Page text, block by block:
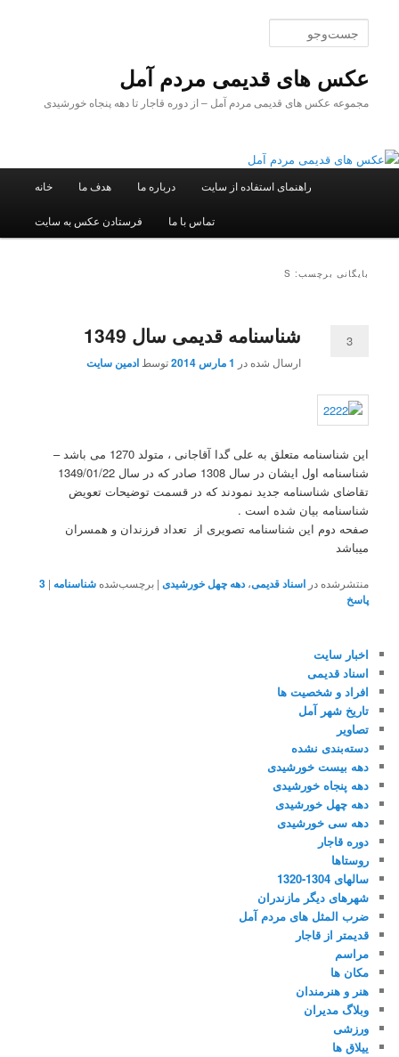
محتوای
محتوای
عکس های قدیمی مردم آمل
مجموعه عکس های قدیمی مردم آمل – از دوره قاجار تا دهه پنجاه خورشیدی
خانه هدف ما درباره ما راهنمای استفاده از سایت
فرستادن عکس به سایت تماس با ما
بایگانی برچسب: S
شناسنامه قدیمی سال 1349
ارسال شده در 1 مارس 2014 توسطادمین سایت
3
این شناسنامه متعلق به علی گدا آقاجانی ، متولد 1270 می باشد –
شناسنامه اول ایشان در سال 1308 صادر که در سال 1349/01/22
تقاضای شناسنامه جدید نمودند که در قسمت توضیحات تعویض
شناسنامه بیان شده است .
صفحه دوم این شناسنامه تصویری از تعداد فرزندان و همسران
میباشد
منتشرشده در اسناد قدیمی،دهه چهل خورشیدی |برچسب‌شده شناسنامه |
3
پاسخ
اخبار سایت
اسناد قدیمی
افراد و شخصیت ها
تاریخ شهر آمل
تصاویر
دسته‌بندی نشده
دهه بیست خورشیدی
دهه پنجاه خورشیدی
دهه چهل خورشیدی
دهه سی خورشیدی
دوره قاجار
روستاها
سالهای 1304-1320
شهرهای دیگر مازندران
ضرب المثل های مردم آمل
قدیمتر از قاجار
مراسم
مکان ها
هنر و هنرمندان
وبلاگ مدیران
ورزشی
ییلاق ها